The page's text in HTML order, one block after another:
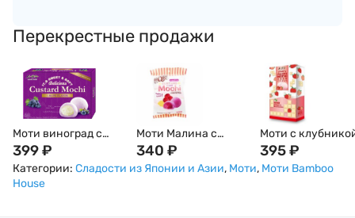
Перекрестные продажи
Моти виноград с
заварным кремом
Бамбу Хаус Bamboo
House, 6 шт, 180 г,
399₽
Моти Малина с
заварным кремом
Q-idea, 110 г,
340 ₽
Моти с
кремом из белого
шоколада
395₽
Категории: Сладости из Японии и Азии, Моти, Моти Bamboo
House